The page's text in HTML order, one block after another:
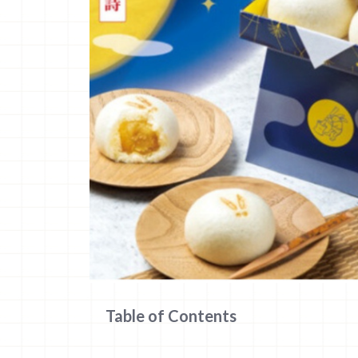
Table of Contents